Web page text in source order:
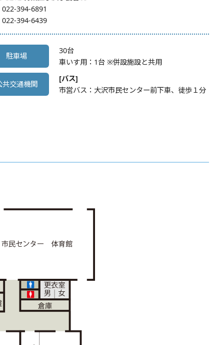
022-394-6891
022-394-6439
駐車場
30台
車いす用：1台 ※併設施設と共用
共交通機関
[バス]
市営バス：大沢市民センター前下車、徒歩１分